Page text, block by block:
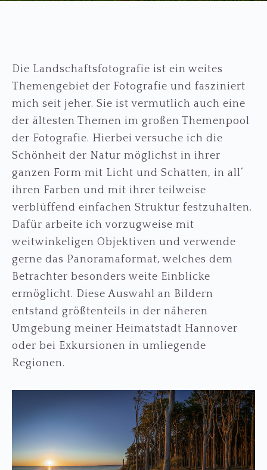
Die Landschaftsfotografie ist ein weites
Themengebiet der Fotografie und fasziniert
mich seit jeher. Sie ist vermutlich auch eine
der ältesten Themen im großen Themenpool
der Fotografie. Hierbei versuche ich die
Schönheit der Natur möglichst in ihrer
ganzen Form mit Licht und Schatten, in all‘
ihren Farben und mit ihrer teilweise
verblüffend einfachen Struktur festzuhalten.
Dafür arbeite ich vorzugweise mit
weitwinkeligen Objektiven und verwende
gerne das Panoramaformat, welches dem
Betrachter besonders weite Einblicke
ermöglicht. Diese Auswahl an Bildern
entstand größtenteils in der näheren
Umgebung meiner Heimatstadt Hannover
oder bei Exkursionen in umliegende
Regionen.